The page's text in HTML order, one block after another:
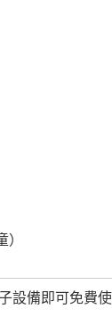
設備即可免費